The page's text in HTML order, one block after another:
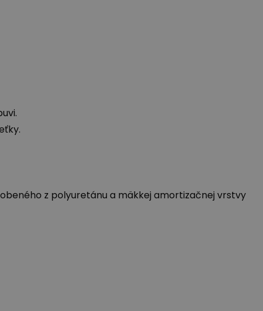
z polyuretánu a mäkkej amortizačnej vrstvy